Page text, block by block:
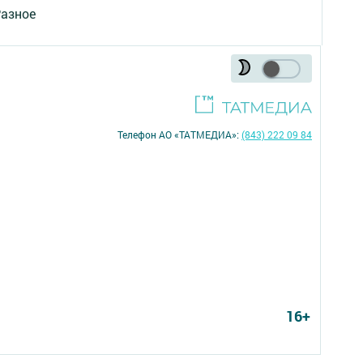
Телефон АО «ТАТМЕДИА»:(843) 222 09 84
16+